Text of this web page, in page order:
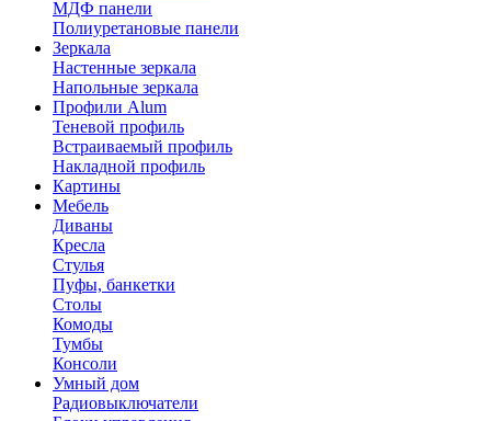
МДФ панели
Полиуретановые панели
Зеркала
Настенные зеркала
Напольные зеркала
Профили Alum
Теневой профиль
Встраиваемый профиль
Накладной профиль
Картины
Мебель
Диваны
Кресла
Стулья
Пуфы, банкетки
Столы
Комоды
Тумбы
Консоли
Умный дом
Радиовыключатели